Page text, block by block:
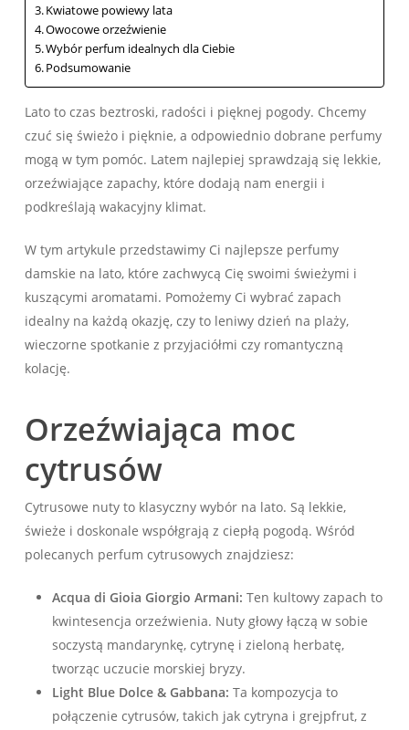
Kwiatowe powiewy lata
Owocowe orzeźwienie
Wybór perfum idealnych dla Ciebie
Podsumowanie
Lato to czas beztroski, radości i pięknej pogody. Chcemy
czuć się świeżo i pięknie, a odpowiednio dobrane perfumy
mogą w tym pomóc. Latem najlepiej sprawdzają się lekkie,
orzeźwiające zapachy, które dodają nam energii i
podkreślają wakacyjny klimat.
W tym artykule przedstawimy Ci najlepsze perfumy
damskie na lato, które zachwycą Cię swoimi świeżymi i
kuszącymi aromatami. Pomożemy Ci wybrać zapach
idealny na każdą okazję, czy to leniwy dzień na plaży,
wieczorne spotkanie z przyjaciółmi czy romantyczną
kolację.
Orzeźwiająca moc
cytrusów
Cytrusowe nuty to klasyczny wybór na lato. Są lekkie,
świeże i doskonale współgrają z ciepłą pogodą. Wśród
polecanych perfum cytrusowych znajdziesz:
Acqua di Gioia Giorgio Armani: Ten kultowy zapach to
kwintesencja orzeźwienia. Nuty głowy łączą w sobie
soczystą mandarynkę, cytrynę i zieloną herbatę,
tworząc uczucie morskiej bryzy.
Light Blue Dolce & Gabbana: Ta kompozycja to
połączenie cytrusów, takich jak cytryna i grejpfrut, z